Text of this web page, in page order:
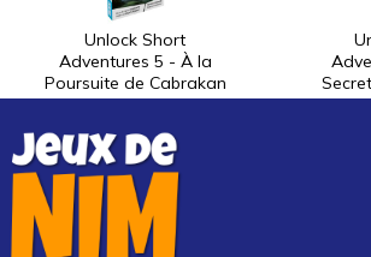
Unlock Short
Adventures 5 - À la
Poursuite de Cabrakan